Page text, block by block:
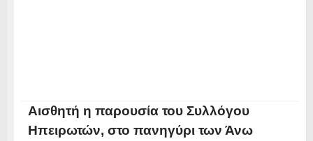
Αισθητή η παρουσία του Συλλόγου
Ηπειρωτών, στο πανηγύρι των Άνω